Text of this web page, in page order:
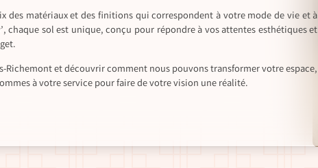
des matériaux et des finitions qui correspondent à votre mode de vie et à
chaque sol est unique, conçu pour répondre à vos attentes esthétiques et
Richemont et découvrir comment nous pouvons transformer votre espace,
à votre service pour faire de votre vision une réalité.